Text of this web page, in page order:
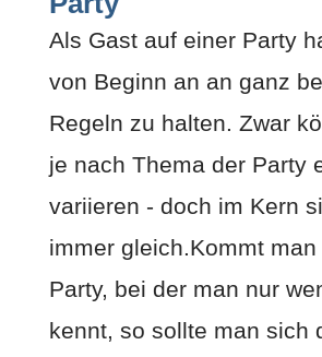
Als Gast auf einer Party
von Beginn an an ganz
Regeln zu halten. Zwar
je nach Thema der Party
variieren - doch im Kern
immer gleich.Kommt
Party, bei der man nur
kennt, so sollte man sich